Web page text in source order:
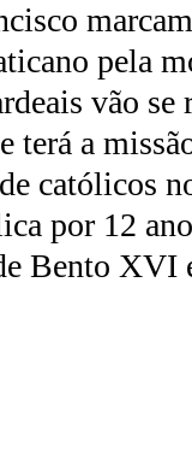
pela
vão
terá a
católicos
por 12
Bento